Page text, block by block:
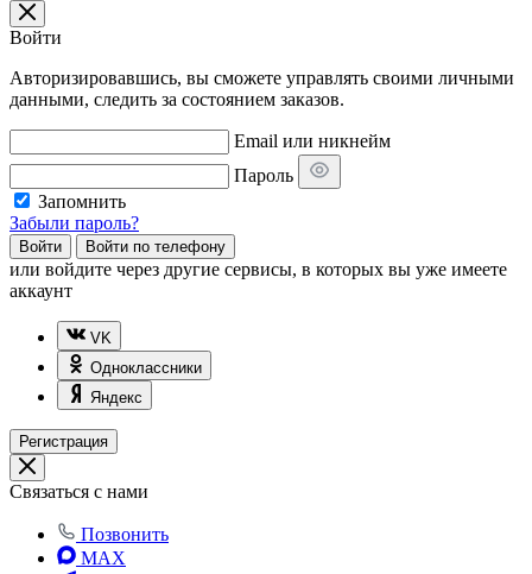
Войти
Авторизировавшись, вы сможете управлять своими личными
данными, следить за состоянием заказов.
Email или никнейм
Пароль
Запомнить
Забыли пароль?
Войти Войти по телефону
или войдите через другие сервисы, в которых вы уже имеете
аккаунт
VK
Одноклассники
Яндекс
Регистрация
Связаться с нами
Позвонить
MAX